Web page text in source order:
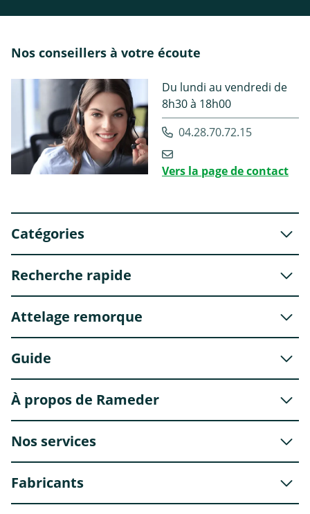
Nos conseillers à votre écoute
Du lundi au vendredi de
8h30 à 18h00
04.28.70.72.15
Vers la page de contact
Catégories
Recherche rapide
Attelage remorque
Guide
À propos de Rameder
Nos services
Fabricants